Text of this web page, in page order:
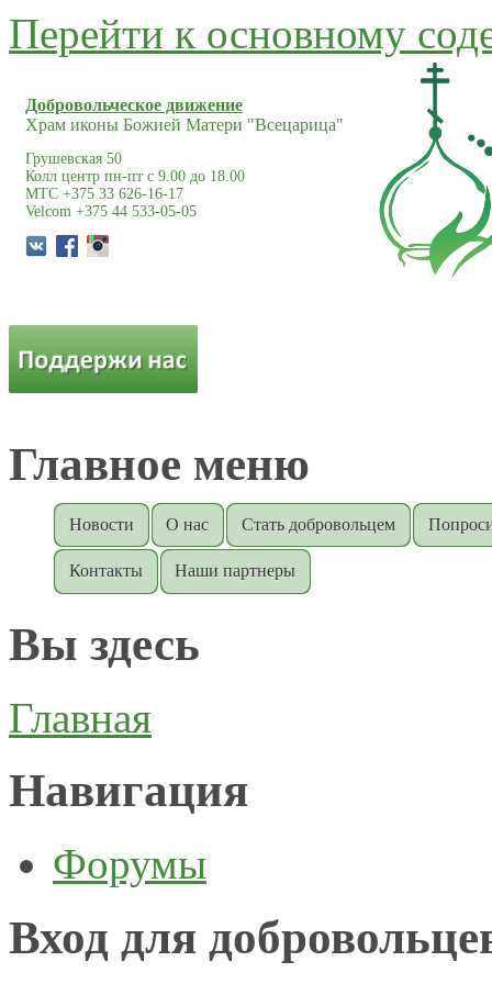
Перейти к основному
Добровольческое движение
Храм иконы Божией Матери "Всецарица"
Грушевская 50
Колл центр пн-пт с 9.00 до 18.00
МТС +375 33 626-16-17
Velcom +375 44 533-05-05
Главное меню
Новости О нас Стать добровольцем
Контакты Наши партнеры
Вы здесь
Главная
Навигация
Форумы
Вход для